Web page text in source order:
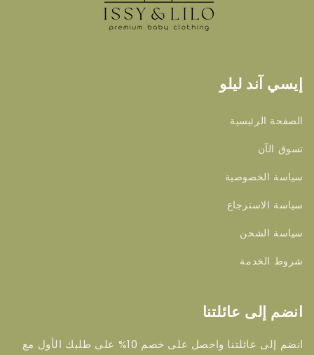
إيسي آند ليلو
الصفحة الرئيسية
تسوق الآن
سياسة الخصوصية
سياسة الاسترجاع
سياسة الشحن
شروط الخدمة
انضم إلى عائلتنا
انضم إلى عائلتنا واحصل على خصم 10% على طلبك الأول مع